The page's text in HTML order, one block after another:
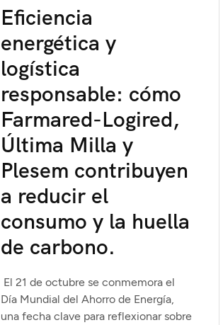
Eficiencia
energética y
logística
responsable: cómo
Farmared-Logired,
Última Milla y
Plesem contribuyen
a reducir el
consumo y la huella
de carbono.
El 21 de octubre se conmemora el
Día Mundial del Ahorro de Energía,
una fecha clave para reflexionar sobre